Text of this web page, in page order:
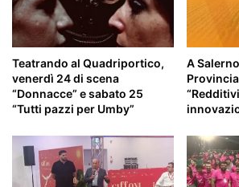
Teatrando al Quadriportico,
venerdì 24 di scena
“Donnacce” e sabato 25
“Tutti pazzi per Umby”
A